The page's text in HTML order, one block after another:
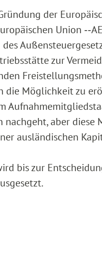
der
Union
zur
Möglichkeit zu
aber
ausländischen
bis zur